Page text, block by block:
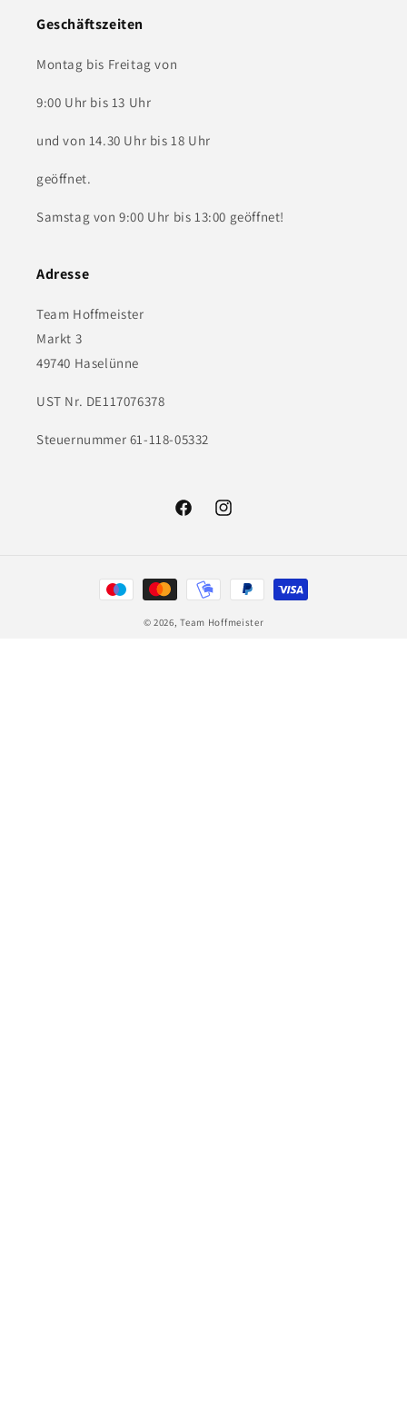
Geschäftszeiten
Montag bis Freitag von
9:00 Uhr bis 13 Uhr
und von 14.30 Uhr bis 18 Uhr
geöffnet.
Samstag von 9:00 Uhr bis 13:00 geöffnet!
Adresse
Team Hoffmeister
Markt 3
49740 Haselünne
UST Nr. DE117076378
Steuernummer 61-118-05332
FacebookInstagram
Zahlungsmethoden
© 2026,Team Hoffmeister